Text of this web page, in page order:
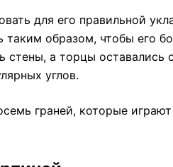
для его правильной
таким образом, чтобы его
стены, а торцы оставались
углов.
граней, которые